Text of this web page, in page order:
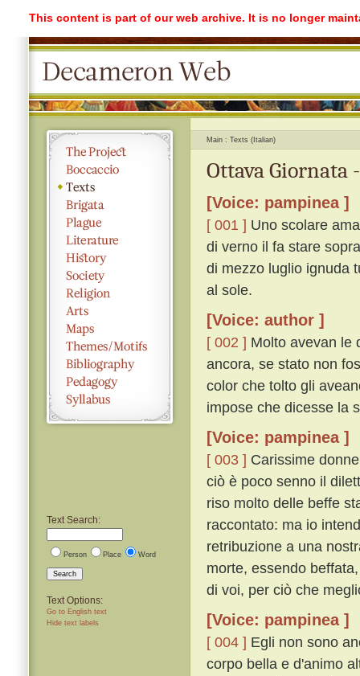
This content is part of our web archive. It is no longer
Text Search:
Person Place Word
Search
Text Options:
Go to English text
Hide text labels
Main Texts (Italian)
Ottava Giornata
[Voice: pampinea ]
[ 001 ] Uno scolare
di verno il fa stare
di mezzo luglio ignuda
al sole.
[Voice: author ]
[ 002 ] Molto avevan le
ancora, se stato non
color che tolto gli
impose che dicesse la
[Voice: pampinea ]
[ 003 ] Carissime
ciò è poco senno il
riso molto delle beffe
raccontato: ma io
retribuzione a una
morte, essendo
di voi, per ciò che
[Voice: pampinea ]
[ 004 ] Egli non sono
corpo bella e d'animo